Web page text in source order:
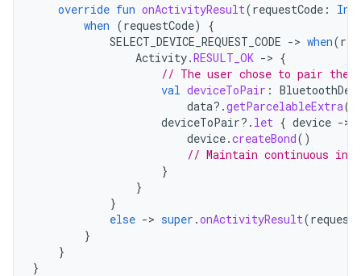
override fun onActivityResult(requestCode : Int
when (requestCode)
{
SELECT_DEVICE_REQUEST_CODE -> when(
Activity.RESULT_OK -> {
// The user chose to pair the
val deviceToPair :
data?.getParcelableExtra(
deviceToPair?. let { device -
device.createBond()
// Maintain continuous
}
}
}
else -> super .onActivityResult(
}
}
}